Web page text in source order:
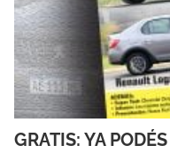
GRATIS: YA